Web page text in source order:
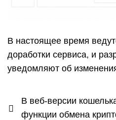
В настоящее время
доработки сервиса, и
уведомляют об
В веб-версии
функции обмена